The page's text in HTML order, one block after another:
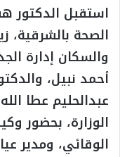
استقبل
الصحة بالشرقية،
والسكان إدارة
أحمد نبيل،
عبدالحليم عطا
الوزارة، بحضور
الوقائي، ومدير